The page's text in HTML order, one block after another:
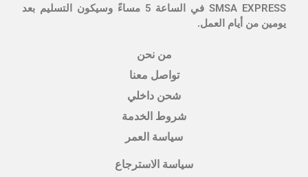
SMSA EXPRESS في الساعة 5 مساءً وسيكون التسليم بعد
يومين من أيام العمل.
من نحن
تواصل معنا
شحن داخلي
شروط الخدمة
سياسة العمر
سياسة الاسترجاع